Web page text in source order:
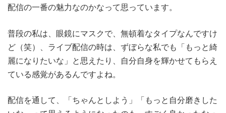
配信の一番の魅力なのかなって思っています。
普段の私は、眼鏡にマスクで、無頓着なタイプなんですけ
ど（笑）、ライブ配信の時は、ずぼらな私でも「もっと綺
麗になりたいな」と思えたり、自分自身を輝かせてもらえ
ている感覚があるんですよね。
配信を通して、「ちゃんとしよう」「もっと自分磨きした